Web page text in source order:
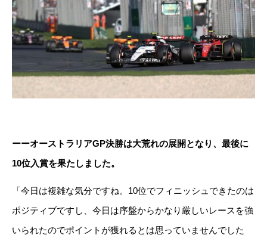
ーーオーストラリアGP決勝は大荒れの展開となり、最後に
10位入賞を果たしました。
「今日は複雑な気分ですね。10位でフィニッシュできたのは
ポジティブですし、今日は序盤からかなり厳しいレースを強
いられたのでポイントが獲れるとは思っていませんでした